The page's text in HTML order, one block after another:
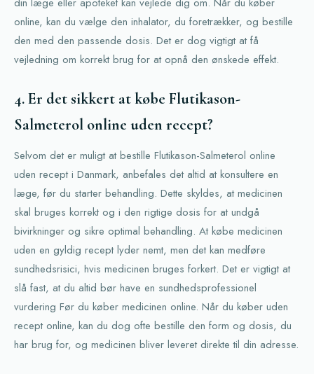
online, kan du vælge den inhalator, du foretrækker, og bestille
den med den passende dosis. Det er dog vigtigt at få
vejledning om korrekt brug for at opnå den ønskede effekt.
4. Er det sikkert at købe Flutikason-
Salmeterol online uden recept?
Selvom det er muligt at bestille Flutikason-Salmeterol online
uden recept i Danmark, anbefales det altid at konsultere en
læge, før du starter behandling. Dette skyldes, at medicinen
skal bruges korrekt og i den rigtige dosis for at undgå
bivirkninger og sikre optimal behandling. At købe medicinen
uden en gyldig recept lyder nemt, men det kan medføre
sundhedsrisici, hvis medicinen bruges forkert. Det er vigtigt at
slå fast, at du altid bør have en sundhedsprofessionel
vurdering Før du køber medicinen online. Når du køber uden
recept online, kan du dog ofte bestille den form og dosis, du
har brug for, og medicinen bliver leveret direkte til din adresse.